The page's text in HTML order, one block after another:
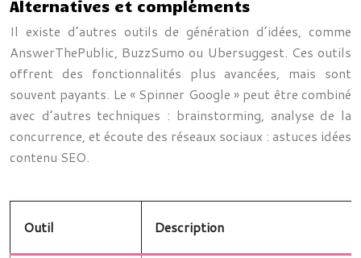
Alternatives et compléments
Il existe d’autres outils de génération d’idées, comme
AnswerThePublic, BuzzSumo ou Ubersuggest. Ces outils
offrent des fonctionnalités plus avancées, mais sont
souvent payants. Le « Spinner Google » peut être combiné
avec d’autres techniques : brainstorming, analyse de la
concurrence, et écoute des réseaux sociaux : astuces idées
contenu SEO.
Outil Description